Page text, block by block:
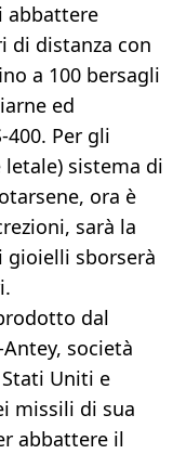
abbattere
di distanza con
a 100 bersagli
ed
Per gli
sistema di
ora è
sarà la
gioielli sborserà
dal
società
Uniti e
missili di sua
abbattere il